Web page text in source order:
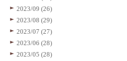
2023/09 (26)
2023/08 (29)
2023/07 (27)
2023/06 (28)
2023/05 (28)